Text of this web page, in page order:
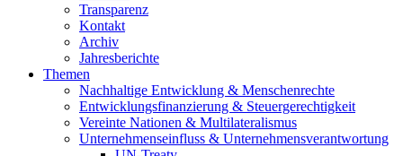
Transparenz
Kontakt
Archiv
Jahresberichte
Themen
Nachhaltige Entwicklung & Menschenrechte
Entwicklungsfinanzierung & Steuergerechtigkeit
Vereinte Nationen & Multilateralismus
Unternehmenseinfluss & Unternehmensverantwortung